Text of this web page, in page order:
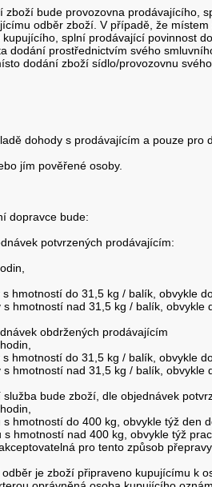
bude provozovna prodávajícího,
odběr zboží. V případě, že
splní prodávající povinnost
dodání prostřednictvím svého
dodání zboží sídlo/provozovnu
dohody s prodávajícím a pouze pro
jím pověřené osoby.
dopravce bude:
potvrzených prodávajícím:
hmotností do 31,5 kg / balík, obvykle
hmotností nad 31,5 kg / balík,
obdržených prodávajícím
hmotností do 31,5 kg / balík, obvykle
hmotností nad 31,5 kg / balík,
bude zboží, dle objednávek
hmotností do 400 kg, obvykle týž den
hmotností nad 400 kg, obvykle týž
pro tento způsob přepravy
je zboží připraveno kupujícímu k